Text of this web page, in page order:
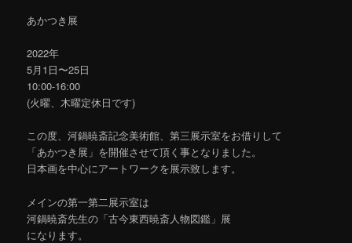
あかつき展
2022年
5月1日〜25日
10:00-16:00
(火曜、木曜定休日です)
この度、河鍋暁斎記念美術館、第三展示室をお借りして
「あかつき展」を開催させて頂く事となりました。
日本画を中心にアートワークを展示致します。
メインの第一第二展示室は
河鍋暁斎先生の「古今東西暁斎人物図鑑」展
になります。